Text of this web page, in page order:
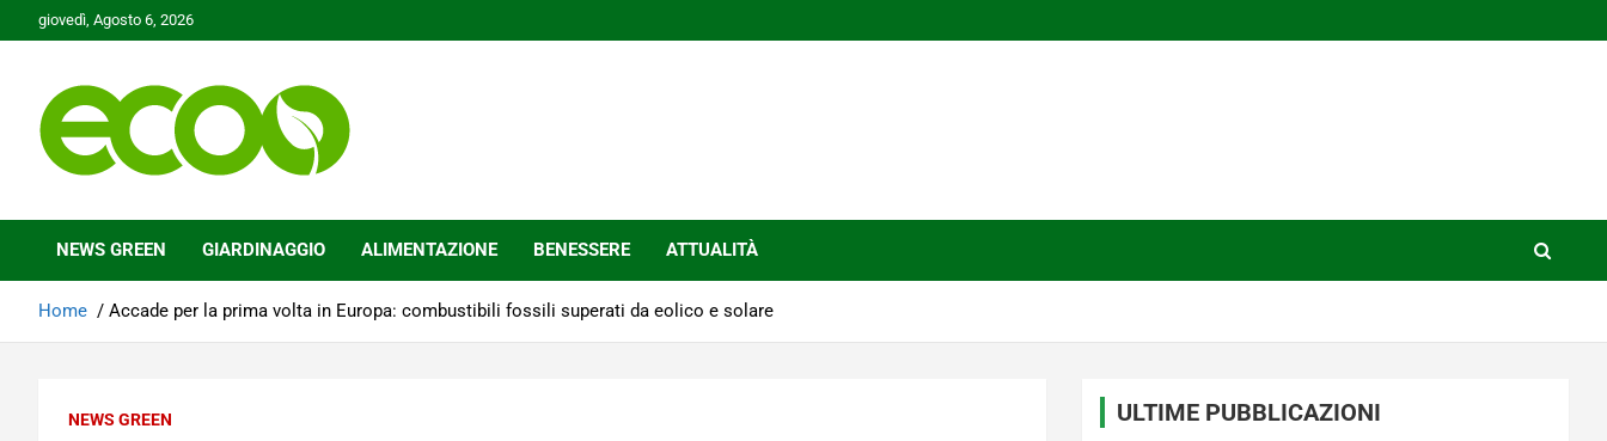
to
giovedì, Agosto 6, 2026
Ecoo.it
NEWS GREEN GIARDINAGGIO ALIMENTAZIONE BENESSERE ATTUALITÀ
Home Accade per la prima volta in Europa: combustibili fossili superati da eolico e solare
NEWS GREEN ULTIME PUBBLICAZIONI